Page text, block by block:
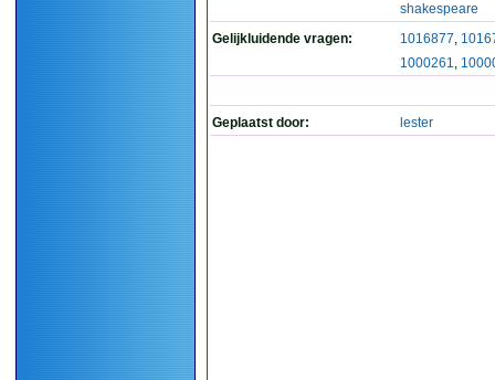
shakespeare
Gelijkluidende vragen:
1016877,
1000261,
Geplaatst door: lester